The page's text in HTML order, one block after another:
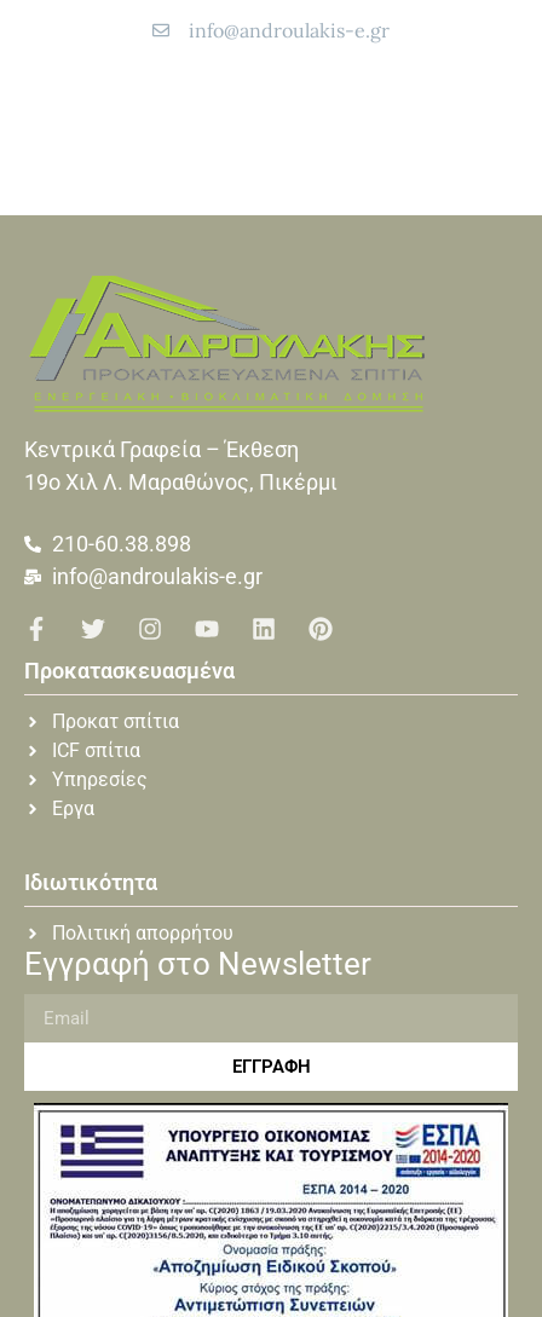
info@androulakis-e.gr
Κεντρικά Γραφεία – Έκθεση
19o Xιλ Λ. Μαραθώνος, Πικέρμι
210-60.38.898
info@androulakis-e.gr
Προκατασκευασμένα
Προκατ σπίτια
ICF σπίτια
Υπηρεσίες
Εργα
Ιδιωτικότητα
Πολιτική απορρήτου
Εγγραφή στο Newsletter
ΕΓΓΡΑΦΗ